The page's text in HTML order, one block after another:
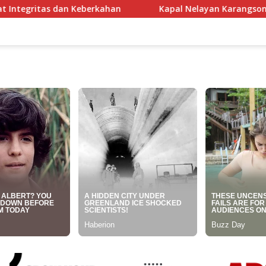
Kapal Nelayan Karangsong Indramayu Terbakar